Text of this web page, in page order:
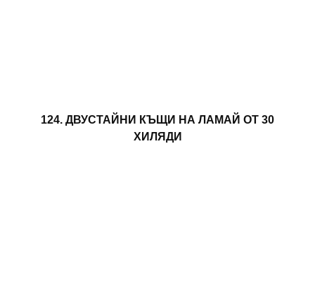
124. ДВУСТАЙНИ КЪЩИ НА ЛАМАЙ ОТ 30
ХИЛЯДИ